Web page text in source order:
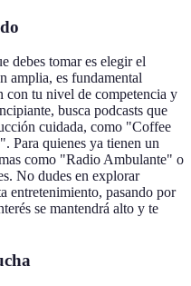
debes tomar es elegir el
amplia, es fundamental
con tu nivel de competencia y
busca podcasts que
cuidada, como "Coffee
Para quienes ya tienen un
como "Radio Ambulante" o
No dudes en explorar
entretenimiento, pasando por
se mantendrá alto y te